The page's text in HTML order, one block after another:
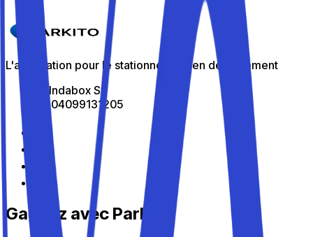
Détails
L'application pour le stationnement en déplacement
All Indabox Srl
P.I: 04099131205
Gagnez avec Parkito